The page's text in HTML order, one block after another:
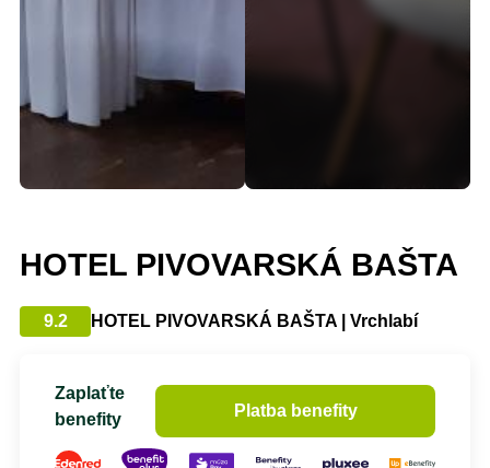
HOTEL PIVOVARSKÁ BAŠTA
9.2 HOTEL PIVOVARSKÁ BAŠTA | Vrchlabí
Zaplaťte
benefity
Platba benefity